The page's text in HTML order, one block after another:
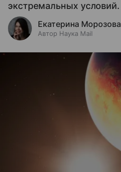
экстремальных условий.
Екатерина Морозова
Автор Наука Mail